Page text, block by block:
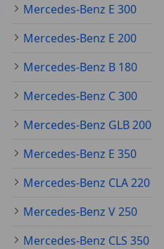
Mercedes-Benz E 300
Mercedes-Benz E 200
Mercedes-Benz B 180
Mercedes-Benz C 300
Mercedes-Benz GLB 200
Mercedes-Benz E 350
Mercedes-Benz CLA 220
Mercedes-Benz V 250
Mercedes-Benz CLS 350